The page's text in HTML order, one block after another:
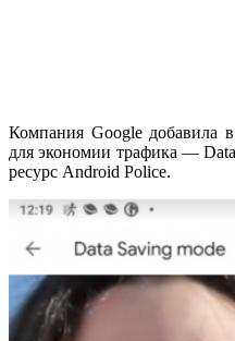
Компания Google добавила
для экономии трафика —
ресурс Android Police.